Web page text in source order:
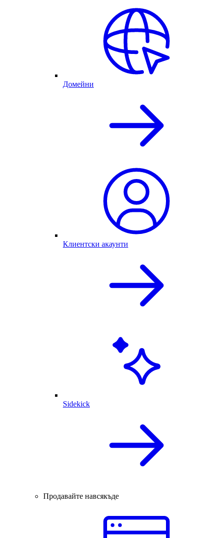
Домейни
Клиентски акаунти
Sidekick
Продавайте навсякъде